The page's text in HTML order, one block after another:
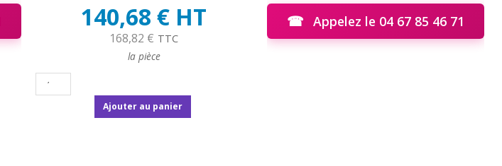
140,68 € HT
168,82 € TTC
la pièce
Ajouter au panier
☎ Appelez le 04 67 85 46 71